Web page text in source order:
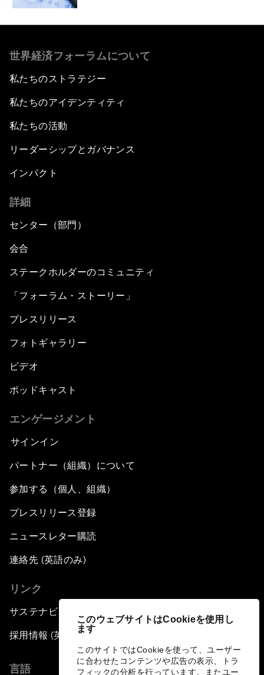
このウェブサイトはCookieを使用し
ます
このサイトではCookieを使って、ユーザー
に合わせたコンテンツや広告の表示、トラ
フィックの分析を行っています。またユー
世界経済フォーラムについて
私たちのストラテジー
私たちのアイデンティティ
私たちの活動
リーダーシップとガバナンス
インパクト
詳細
センター（部門）
会合
ステークホルダーのコミュニティ
「フォーラム・ストーリー」
プレスリリース
フォトギャラリー
ビデオ
ポッドキャスト
エンゲージメント
サインイン
パートナー（組織）について
参加する（個人、組織）
プレスリリース登録
ニュースレター購読
連絡先 (英語のみ)
リンク
サステナビリティへの取り組み
採用情報 (英語のみ)
言語